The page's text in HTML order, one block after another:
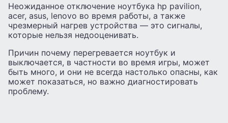
Неожиданное отключение ноутбука hp pavilion,
acer, asus, lenovo во время работы, а также
чрезмерный нагрев устройства — это сигналы,
которые нельзя недооценивать.
Причин почему перегревается ноутбук и
выключается, в частности во время игры, может
быть много, и они не всегда настолько опасны, как
может показаться, но важно диагностировать
проблему.